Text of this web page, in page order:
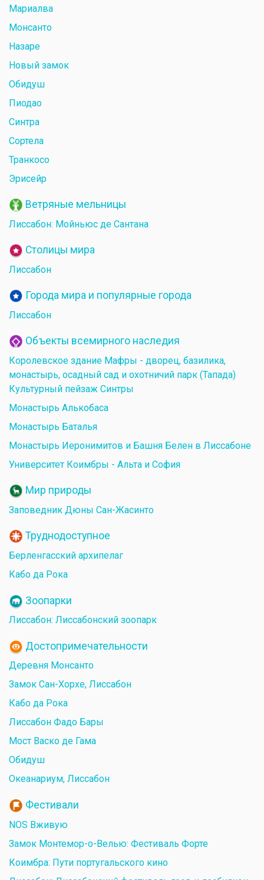
Мариалва
Монсанто
Назаре
Новый замок
Обидуш
Пиодао
Синтра
Сортела
Транкосо
Эрисейр
Ветряные мельницы
Лиссабон: Мойньюс де Сантана
Столицы мира
Лиссабон
Города мира и популярные города
Лиссабон
Объекты всемирного наследия
Королевское здание Мафры - дворец, базилика,
монастырь, осадный сад и охотничий парк (Тапада)
Культурный пейзаж Синтры
Монастырь Алькобаса
Монастырь Баталья
Монастырь Иеронимитов и Башня Белен в Лиссабоне
Университет Коимбры - Альта и София
Мир природы
Заповедник Дюны Сан-Жасинто
Труднодоступное
Берленгасский архипелаг
Кабо да Рока
Зоопарки
Лиссабон: Лиссабонский зоопарк
Достопримечательности
Деревня Монсанто
Замок Сан-Хорхе, Лиссабон
Кабо да Рока
Лиссабон Фадо Бары
Мост Васко де Гама
Обидуш
Океанариум, Лиссабон
Фестивали
NOS Вживую
Замок Монтемор-о-Велью: Фестиваль Форте
Коимбра: Пути португальского кино